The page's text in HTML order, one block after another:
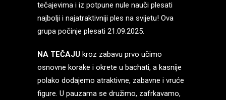
tečajevima i iz potpune nule nauči plesati
najbolji i najatraktivniji ples na svijetu! Ova
grupa počinje plesati 21.09.2025.
NA TEČAJU kroz zabavu prvo učimo
osnovne korake i okrete u bachati, a kasnije
polako dodajemo atraktivne, zabavne i vruće
figure. U pauzama se družimo, zafrkavamo,